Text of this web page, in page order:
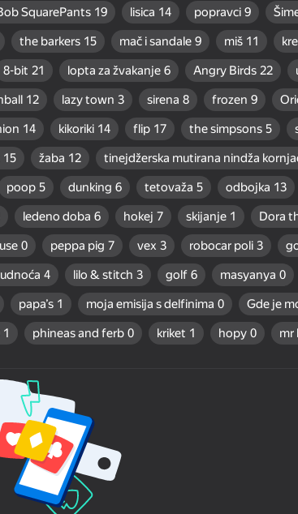
SquarePants 19 lisica 14 popravci 9
the barkers 15 mač i sandale 9 miš 11
8-bit 21 lopta za žvakanje 6 Angry Birds 22
12 lazy town 3 sirena 8 frozen 9
14 kikoriki 14 flip 17 the simpsons 5
15 žaba 12 tinejdžerska mutirana nindža
poop 5 dunking 6 tetovaža 5 odbojka 13
ledeno doba 6 hokej 7 skijanje 1 Dora
0 peppa pig 7 vex 3 robocar poli 3
4 lilo & stitch 3 golf 6 masyanya 0
papa’s 1 moja emisija s delfinima 0 Gde je
1 phineas and ferb 0 kriket 1 hopy 0 mr